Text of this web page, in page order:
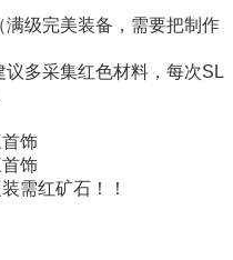
级完美装备，需要把制作
多采集红色材料，每次SL
饰
饰
需红矿石！！